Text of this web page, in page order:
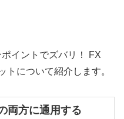
イントでズバリ！ FX
トについて紹介します。
両方に通用する